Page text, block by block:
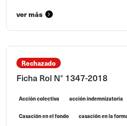
ver más
Rechazado
Ficha Rol N° 1347-2018
Acción colectiva acción indemnizatoria
Casación en el fondo casación en la